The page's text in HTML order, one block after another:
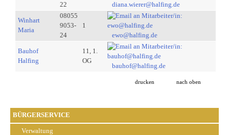
BÜRGERSERVICE
Verwaltung
22
diana.wierer@halfing.de
Winhart
Maria
08055
9053-
24
1
ewo@halfing.de
Bauhof
Halfing
11, 1.
OG
bauhof@halfing.de
drucken nach oben